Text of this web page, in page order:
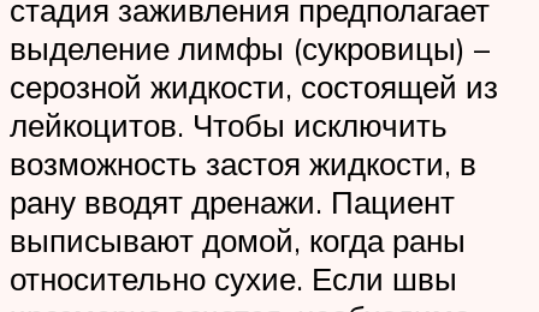
стадия заживления предполагает
выделение лимфы (сукровицы) –
серозной жидкости, состоящей из
лейкоцитов. Чтобы исключить
возможность застоя жидкости, в
рану вводят дренажи. Пациент
выписывают домой, когда раны
относительно сухие. Если швы